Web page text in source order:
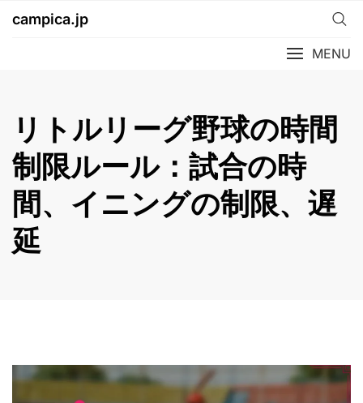
campica.jp
MENU
リトルリーグ野球の時間
制限ルール：試合の時
間、イニングの制限、遅
延